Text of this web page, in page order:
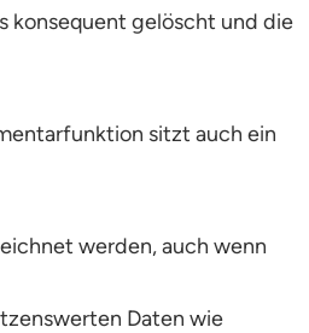
konsequent gelöscht und die
sitzt auch ein
werden, auch wenn
Daten wie